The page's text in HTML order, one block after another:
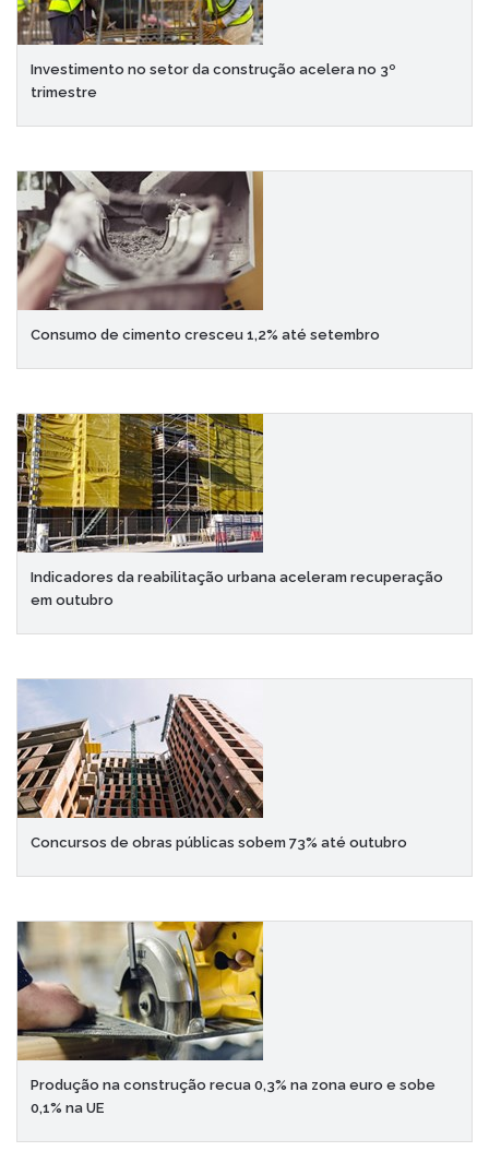
Investimento no setor da construção acelera no 3º
trimestre
Consumo de cimento cresceu 1,2% até setembro
Indicadores da reabilitação urbana aceleram recuperação
em outubro
Concursos de obras públicas sobem 73% até outubro
Produção na construção recua 0,3% na zona euro e sobe
0,1% na UE